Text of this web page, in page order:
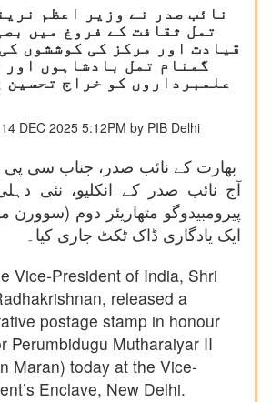
نائب صدر نے وزیر اعظم
تمل ثقافت کے فروغ میں
قیادت اور مرکز کی کوششوں
گمنام تمل بادشاہوں
علمبرداروں کو خراج تحسین
14 DEC 2025 5:12PM by PIB Delhi
بھارت کے نائب صدر، جناب سی پی
آج نائب صدر کے انکلیو، نئی
پیرومبیدوگو متھاریئر دوم
ایک یادگاری ڈاک ٹکٹ جاری کیا۔
Vice-President of India, Shri
released a
postage stamp in honour
Perumbidugu Mutharaiyar II
Maran) today at the Vice-
Enclave, New Delhi.